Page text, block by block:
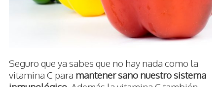
Seguro que ya sabes que no hay nada como la
vitamina C para mantener sano nuestro sistema